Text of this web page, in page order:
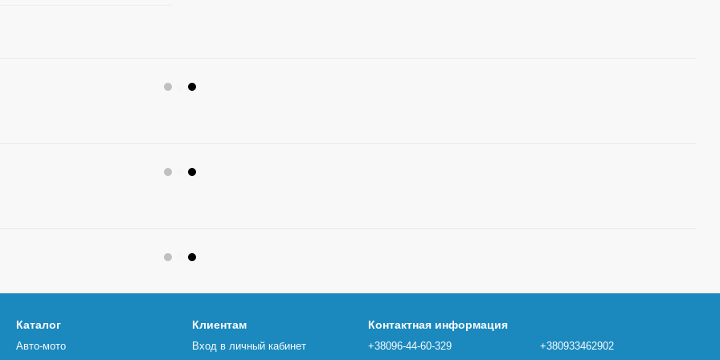
Каталог
Авто-мото
Клиентам
Вход в личный кабинет
Контактная информация
+38096-44-60-329 +380933462902